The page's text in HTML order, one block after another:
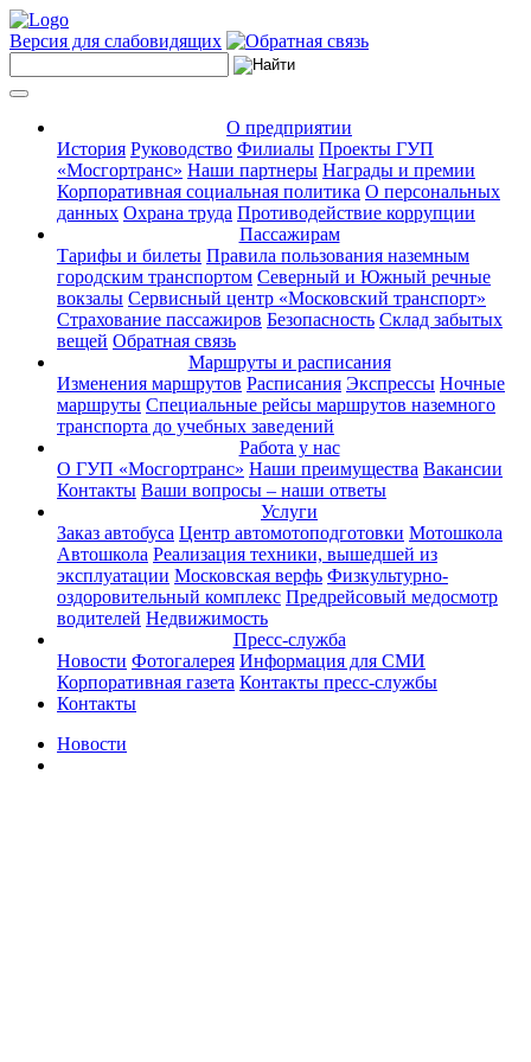
Версия для слабовидящих
О предприятии
История Руководство Филиалы Проекты ГУП
«Мосгортранс» Наши партнеры Награды и премии
Корпоративная социальная политика О персональных
данных Охрана труда Противодействие коррупции
Пассажирам
Тарифы и билеты Правила пользования наземным
городским транспортом Северный и Южный речные
вокзалы Сервисный центр «Московский транспорт»
Страхование пассажиров Безопасность Склад забытых
вещей Обратная связь
Маршруты и расписания
Изменения маршрутов Расписания Экспрессы Ночные
маршруты Специальные рейсы маршрутов наземного
транспорта до учебных заведений
Работа у нас
О ГУП «Мосгортранс» Наши преимущества Вакансии
Контакты Ваши вопросы – наши ответы
Услуги
Заказ автобуса Центр автомотоподготовки Мотошкола
Автошкола Реализация техники, вышедшей из
эксплуатации Московская верфь Физкультурно-
оздоровительный комплекс Предрейсовый медосмотр
водителей Недвижимость
Пресс-служба
Новости Фотогалерея Информация для СМИ
Корпоративная газета Контакты пресс-службы
Контакты
Новости